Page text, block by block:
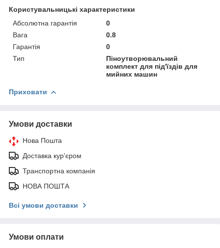
Користувальницькі характеристики
Абсолютна гарантія
0
Вага
0.8
Гарантія
0
Тип
Піноутворювальний
комплект для під'їздів для
мийних машин
Приховати
Умови доставки
Нова Пошта
Доставка кур'єром
Транспортна компанія
НОВА ПОШТА
Всі умови доставки
Умови оплати